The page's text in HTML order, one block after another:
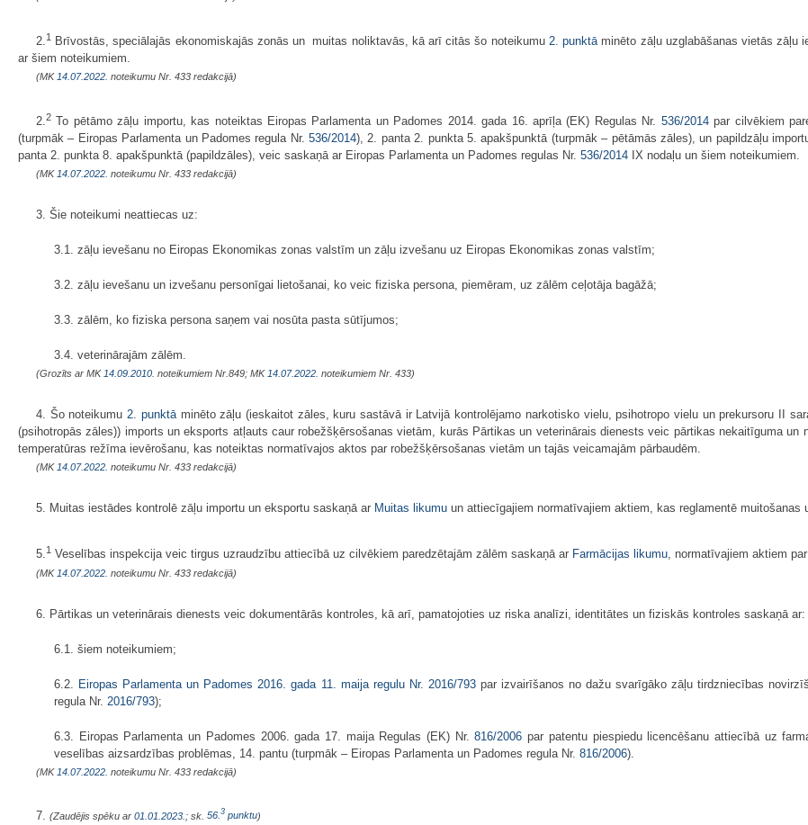
2. 1 Brīvostās, speciālajās ekonomiskajās zonās un muitas noliktavās, kā arī citās šo noteikumu 2. punktā minēto zāļu uzglabāšanas vietās zāļu
ar šiem noteikumiem.
(MK 14.07.2022. noteikumu Nr. 433 redakcijā)
2.2 To pētāmo zāļu importu, kas noteiktas Eiropas Parlamenta un Padomes 2014. gada 16. aprīļa (EK) Regulas Nr. 536/2014par cilvēkiem
(turpmāk – Eiropas Parlamenta un Padomes regula Nr.536/2014), 2. panta 2. punkta 5. apakšpunktā (turpmāk – pētāmās zāles), un papildzāļu
panta 2. punkta 8. apakšpunktā (papildzāles), veic saskaņā ar Eiropas Parlamenta un Padomes regulas Nr. 536/2014 IX nodaļu un šiem noteikumiem.
(MK 14.07.2022. noteikumu Nr. 433 redakcijā)
3. Šie noteikumi neattiecas uz:
3.1. zāļu ievešanu no Eiropas Ekonomikas zonas valstīm un zāļu izvešanu uz Eiropas Ekonomikas zonas valstīm;
3.2. zāļu ievešanu un izvešanu personīgai lietošanai, ko veic fiziska persona, piemēram, uz zālēm ceļotāja bagāžā;
3.3. zālēm, ko fiziska persona saņem vai nosūta pasta sūtījumos;
3.4. veterinārajām zālēm.
(Grozīts ar MK 14.09.2010. noteikumiem Nr.849; MK 14.07.2022. noteikumiem Nr. 433)
4. Šo noteikumu2. punktāminēto zāļu (ieskaitot zāles, kuru sastāvā ir Latvijā kontrolējamo narkotisko vielu, psihotropo vielu un prekursoru II
(psihotropās zāles)) imports un eksports atļauts caur robežšķērsošanas vietām, kurās Pārtikas un veterinārais dienests veic pārtikas nekaitīguma
temperatūras režīma ievērošanu, kas noteiktas normatīvajos aktos par robežšķērsošanas vietām un tajās veicamajām pārbaudēm.
(MK 14.07.2022. noteikumu Nr. 433 redakcijā)
5. Muitas iestādes kontrolē zāļu importu un eksportu saskaņā ar Muitas likumu un attiecīgajiem normatīvajiem aktiem, kas reglamentē muitošanas
5.1 Veselības inspekcija veic tirgus uzraudzību attiecībā uz cilvēkiem paredzētajām zālēm saskaņā ar Farmācijas likumu, normatīvajiem aktiem
(MK 14.07.2022. noteikumu Nr. 433 redakcijā)
6. Pārtikas un veterinārais dienests veic dokumentārās kontroles, kā arī, pamatojoties uz riska analīzi, identitātes un fiziskās kontroles saskaņā ar:
6.1. šiem noteikumiem;
6.2. Eiropas Parlamenta un Padomes 2016. gada 11. maija regulu Nr. 2016/793par izvairīšanos no dažu svarīgāko zāļu tirdzniecības
regula Nr. 2016/793);
6.3. Eiropas Parlamenta un Padomes 2006. gada 17. maija Regulas (EK) Nr.816/2006 par patentu piespiedu licencēšanu attiecībā uz
veselības aizsardzības problēmas, 14. pantu (turpmāk – Eiropas Parlamenta un Padomes regula Nr. 816/2006).
(MK 14.07.2022. noteikumu Nr. 433 redakcijā)
7. (Zaudējis spēku ar 01.01.2023. ; sk. 56. 3 punktu)